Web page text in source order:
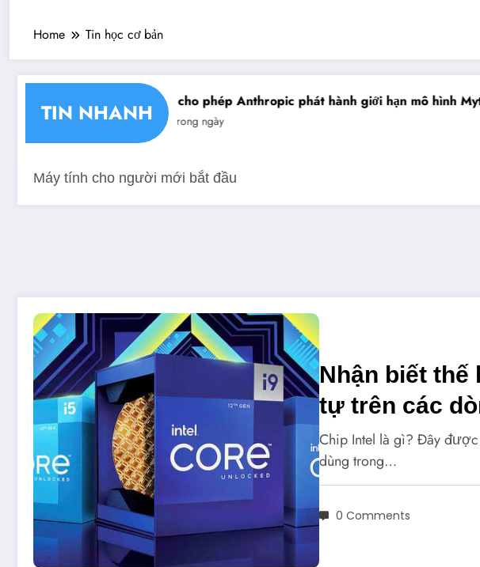
Home Tin học cơ bản
TIN NHANH
chéo chữ ký số Mỹ cho phép Anthropic phát hành giới hạn mô hình
Tin trong ngày
Máy tính cho người mới bắt đầu
Nhận biết thế
tự trên các
Chip Intel là gì? Đây
dùng trong…
0 Comments